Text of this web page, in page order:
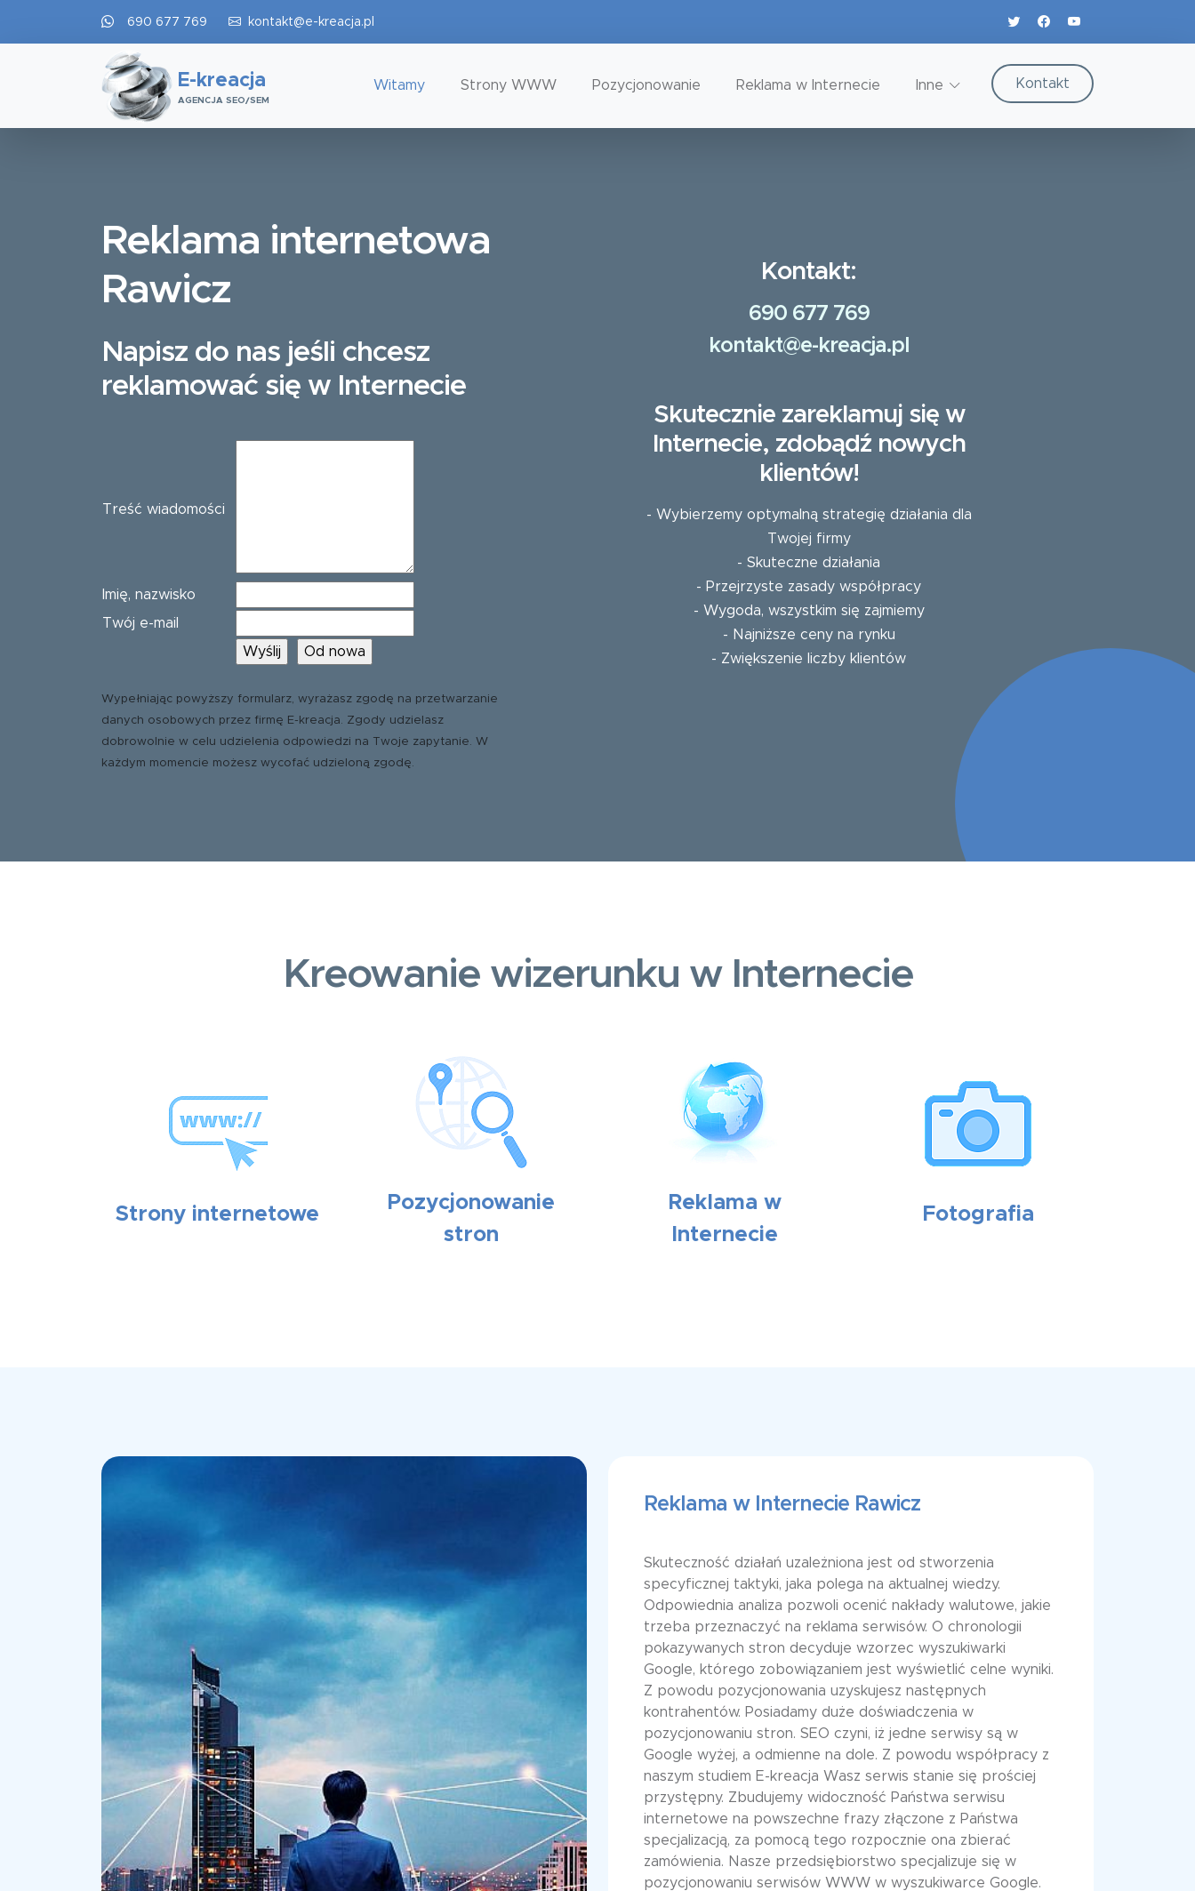
690 677 769 kontakt@e-kreacja.pl
E-kreacja
AGENCJA SEO/SEM
Witamy Strony WWW Pozycjonowanie Reklama w Internecie Inne Kontakt
Reklama internetowa
Rawicz
Napisz do nas jeśli chcesz
reklamować się w Internecie
Treść wiadomości
Imię, nazwisko
Twój e-mail
Wypełniając powyższy formularz, wyrażasz zgodę na przetwarzanie
danych osobowych przez firmę E-kreacja. Zgody udzielasz
dobrowolnie w celu udzielenia odpowiedzi na Twoje zapytanie. W
każdym momencie możesz wycofać udzieloną zgodę.
Kontakt:
690 677 769
kontakt@e-kreacja.pl
Skutecznie zareklamuj się w
Internecie, zdobądź nowych
klientów!
- Wybierzemy optymalną strategię działania dla
Twojej firmy
- Skuteczne działania
- Przejrzyste zasady współpracy
- Wygoda, wszystkim się zajmiemy
- Najniższe ceny na rynku
- Zwiększenie liczby klientów
Kreowanie wizerunku w Internecie
Strony internetowe
Pozycjonowanie
stron
Reklama w
Internecie
Fotografia
Reklama w Internecie Rawicz
Skuteczność działań uzależniona jest od stworzenia
specyficznej taktyki, jaka polega na aktualnej wiedzy.
Odpowiednia analiza pozwoli ocenić nakłady walutowe, jakie
trzeba przeznaczyć na reklama serwisów. O chronologii
pokazywanych stron decyduje wzorzec wyszukiwarki
Google, którego zobowiązaniem jest wyświetlić celne wyniki.
Z powodu pozycjonowania uzyskujesz następnych
kontrahentów. Posiadamy duże doświadczenia w
pozycjonowaniu stron. SEO czyni, iż jedne serwisy są w
Google wyżej, a odmienne na dole. Z powodu współpracy z
naszym studiem E-kreacja Wasz serwis stanie się prościej
przystępny. Zbudujemy widoczność Państwa serwisu
internetowe na powszechne frazy złączone z Państwa
specjalizacją, za pomocą tego rozpocznie ona zbierać
zamówienia. Nasze przedsiębiorstwo specjalizuje się w
pozycjonowaniu serwisów WWW w wyszukiwarce Google.